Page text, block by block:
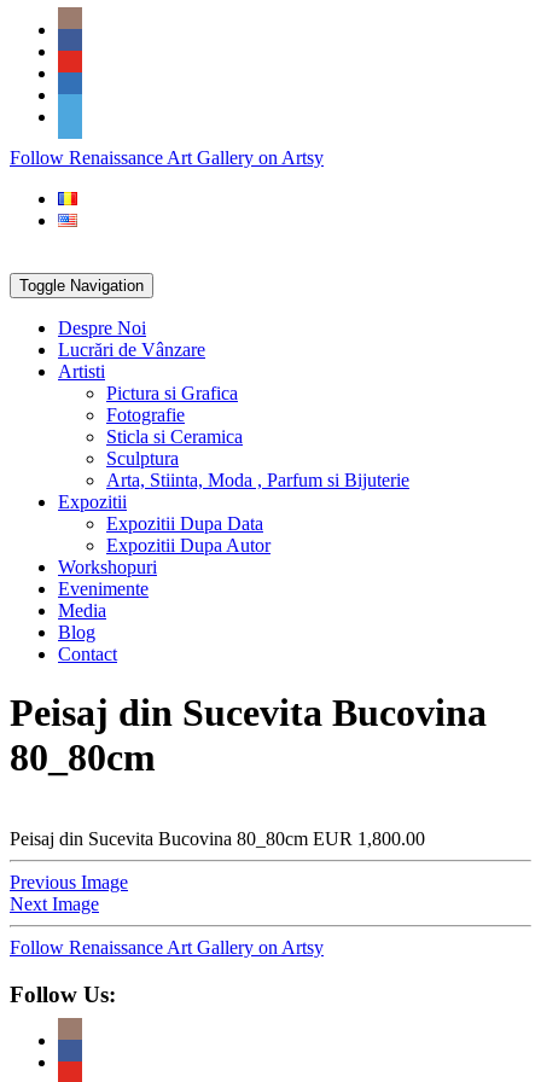
Skip
content
Social
Icons
PARTENER
Follow Renaissance Art Gallery on Artsy
Toggle Navigation
Despre Noi
Lucrări de Vânzare
Artisti
Pictura si Grafica
Fotografie
Sticla si Ceramica
Sculptura
Arta, Stiinta, Moda , Parfum si Bijuterie
Expozitii
Expozitii Dupa Data
Expozitii Dupa Autor
Workshopuri
Evenimente
Media
Blog
Contact
Peisaj din Sucevita Bucovina
80_80cm
Peisaj din Sucevita Bucovina 80_80cm EUR 1,800.00
Previous Image
Next Image
Follow Renaissance Art Gallery on Artsy
Follow Us: